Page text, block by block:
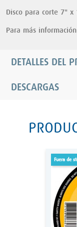
Disco para corte 7"
Para más
DETALLES DEL
DESCARGAS
fuera de